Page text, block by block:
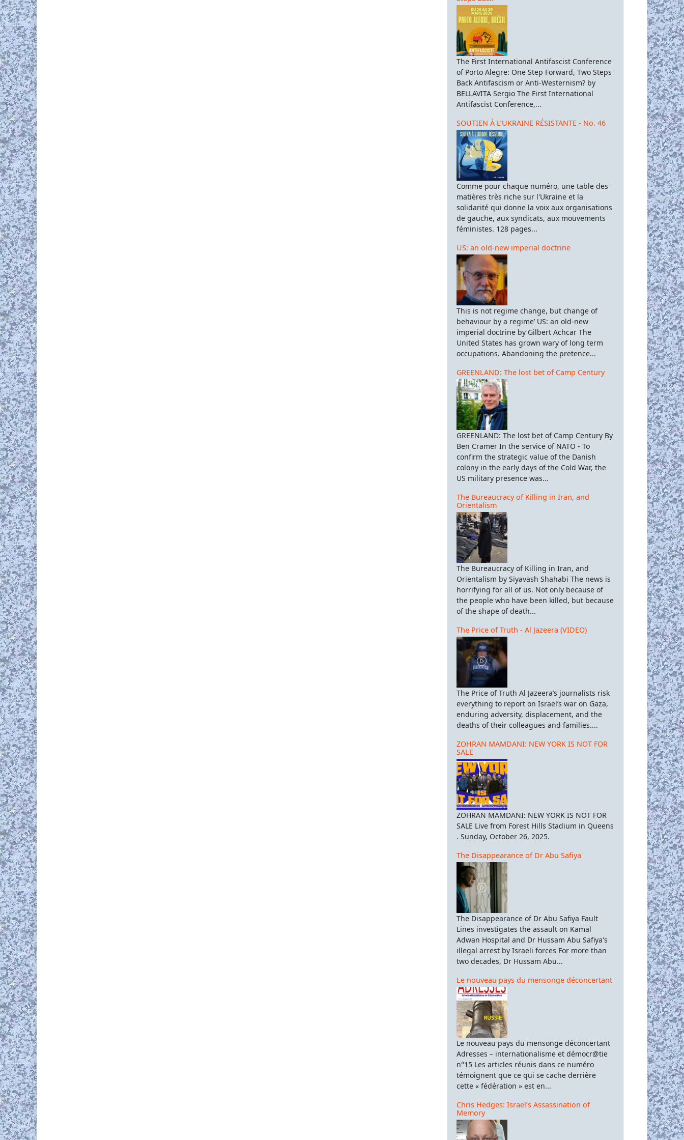
The First International Antifascist Conference
of Porto Alegre: One Step Forward, Two Steps
Back Antifascism or Anti-Westernism? by
BELLAVITA Sergio The First International
Antifascist Conference,...
SOUTIEN À L’UKRAINE RÉSISTANTE - No. 46
Comme pour chaque numéro, une table des
matières très riche sur l'Ukraine et la
solidarité qui donne la voix aux organisations
de gauche, aux syndicats, aux mouvements
féministes. 128 pages...
US: an old-new imperial doctrine
This is not regime change, but change of
behaviour by a regime’ US: an old-new
imperial doctrine by Gilbert Achcar The
United States has grown wary of long term
occupations. Abandoning the pretence...
GREENLAND: The lost bet of Camp Century
GREENLAND: The lost bet of Camp Century By
Ben Cramer In the service of NATO - To
confirm the strategic value of the Danish
colony in the early days of the Cold War, the
US military presence was...
The Bureaucracy of Killing in Iran, and
Orientalism
The Bureaucracy of Killing in Iran, and
Orientalism by Siyavash Shahabi The news is
horrifying for all of us. Not only because of
the people who have been killed, but because
of the shape of death...
The Price of Truth - Al Jazeera (VIDEO)
The Price of Truth Al Jazeera’s journalists risk
everything to report on Israel’s war on Gaza,
enduring adversity, displacement, and the
deaths of their colleagues and families....
ZOHRAN MAMDANI: NEW YORK IS NOT FOR
SALE
ZOHRAN MAMDANI: NEW YORK IS NOT FOR
SALE Live from Forest Hills Stadium in Queens
. Sunday, October 26, 2025.
The Disappearance of Dr Abu Safiya
The Disappearance of Dr Abu Safiya Fault
Lines investigates the assault on Kamal
Adwan Hospital and Dr Hussam Abu Safiya's
illegal arrest by Israeli forces For more than
two decades, Dr Hussam Abu...
Le nouveau pays du mensonge déconcertant
Le nouveau pays du mensonge déconcertant
Adresses – internationalisme et démocr@tie
n°15 Les articles réunis dans ce numéro
témoignent que ce qui se cache derrière
cette « fédération » est en...
Chris Hedges: Israel’s Assassination of
Memory